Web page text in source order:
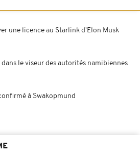
une licence au Starlink d'Elon Musk
dans le viseur des autorités namibiennes
à Swakopmund